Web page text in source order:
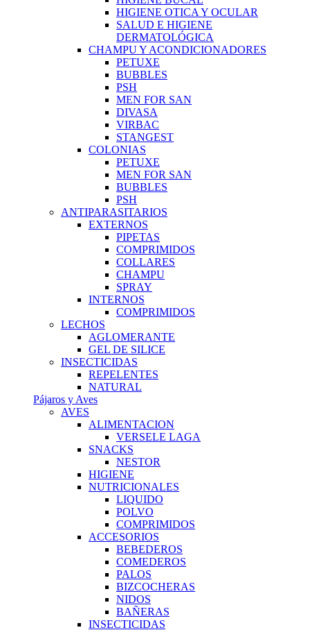
HIGIENE OTICA Y OCULAR
SALUD E HIGIENE
DERMATOLÓGICA
CHAMPU Y ACONDICIONADORES
PETUXE
BUBBLES
PSH
MEN FOR SAN
DIVASA
VIRBAC
STANGEST
COLONIAS
PETUXE
MEN FOR SAN
BUBBLES
PSH
ANTIPARASITARIOS
EXTERNOS
PIPETAS
COMPRIMIDOS
COLLARES
CHAMPU
SPRAY
INTERNOS
COMPRIMIDOS
LECHOS
AGLOMERANTE
GEL DE SILICE
INSECTICIDAS
REPELENTES
NATURAL
Pájaros y Aves
AVES
ALIMENTACION
VERSELE LAGA
SNACKS
NESTOR
HIGIENE
NUTRICIONALES
LIQUIDO
POLVO
COMPRIMIDOS
ACCESORIOS
BEBEDEROS
COMEDEROS
PALOS
BIZCOCHERAS
NIDOS
BAÑERAS
INSECTICIDAS